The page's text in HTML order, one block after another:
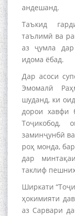
андешанд.
Таъкид
таълимӣ ва
аз ҷумла
идома ёбад.
Дар асоси
Эмомалӣ
шуданд, ки
дорои хавфи
Тоҷикобод,
заминҷунбӣ
роҳ монда,
дар
таклиф
Ширкати
ҳокимияти
аз Сарвари
young
The
poetry
Қаноат
and
of the
Сайри
Қаноат: